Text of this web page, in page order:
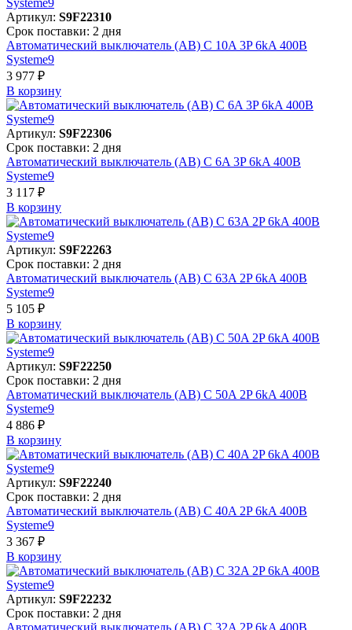
Артикул: S9F22310
Срок поставки: 2 дня
Автоматический выключатель (АВ) C 10A 3P 6kA 400В
Systeme9
3 977 ₽
В корзинy
Артикул: S9F22306
Срок поставки: 2 дня
Автоматический выключатель (АВ) C 6A 3P 6kA 400В
Systeme9
3 117 ₽
В корзинy
Артикул: S9F22263
Срок поставки: 2 дня
Автоматический выключатель (АВ) C 63A 2P 6kA 400В
Systeme9
5 105 ₽
В корзинy
Артикул: S9F22250
Срок поставки: 2 дня
Автоматический выключатель (АВ) C 50A 2P 6kA 400В
Systeme9
4 886 ₽
В корзинy
Артикул: S9F22240
Срок поставки: 2 дня
Автоматический выключатель (АВ) C 40A 2P 6kA 400В
Systeme9
3 367 ₽
В корзинy
Артикул: S9F22232
Срок поставки: 2 дня
Автоматический выключатель (АВ) C 32A 2P 6kA 400В